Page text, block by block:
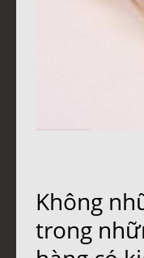
Không
trong